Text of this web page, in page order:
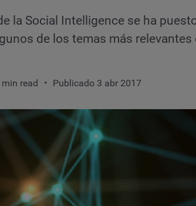
la Social Intelligence se ha
de los temas más
min read Publicado 3 abr 2017